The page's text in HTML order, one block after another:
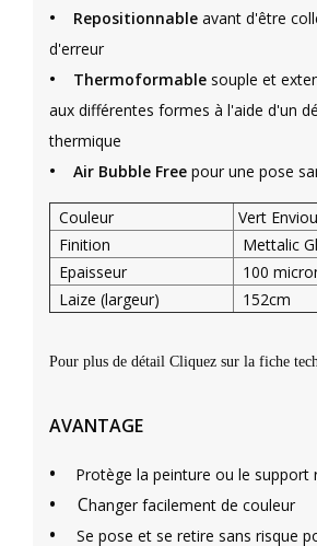
• Repositionnable avant d'être
d'erreur
• Thermoformable souple et
aux différentes formes à l'aide d'un
thermique
• Air Bubble Free pour une pose
Couleur
Vert
Finition
Mettalic
Epaisseur
100
Laize (largeur)
152cm
Pour plus de détail Cliquez sur la fiche
AVANTAGE
• Protège la peinture ou le support
• Changer facilement de couleur
• Se pose et se retire sans risque